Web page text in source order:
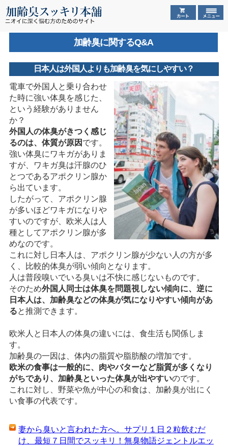
加齢臭に関するQ&A
日本人は外国人よりも加齢臭を気にしやすい？
電車で外国人と乗り合わせ
た時に強い体臭を感じた、
という経験がありません
か？
外国人の体臭がきつく感じ
るのは、体質が原因 です。
強い体臭にワキガがありま
すが、ワキガ臭は汗腺のひ
とつであるアポクリン腺か
ら出ています。
したがって、アポクリン腺
が多いほどワキガになりや
すいのですが、欧米人は人
種としてアポクリン腺が多
めなのです。
これに対し日本人は、アポクリン腺が少ない人の方が多
く、比較的体臭が弱い傾向となります。
人は普段嗅いでいる臭いは不快に感じないものです。
そのため外国人同士は体臭を問題視しない傾向に、逆に
日本人は、加齢臭などの体臭が気になりやすい傾向があ
ると推測できます。
欧米人と日本人の体臭の違いには、食生活も関係しま
す。
加齢臭の一因は、体内の脂質や脂肪酸の増加です。
欧米の食事は一般的に、肉やバターなど脂質が多くなり
がちであり、加齢臭といった体臭が出やすいのです。
これに対し、野菜や魚が中心の和食は、加齢臭が出にく
い食事の代表です。
妻から臭いと言われた方へ。サプリ１日２粒飲むだ
け、最短７日間でスッキリ！無臭物語ジェントルエッ